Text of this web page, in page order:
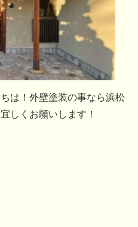
は！外壁塗装の事なら浜松
しくお願いします！